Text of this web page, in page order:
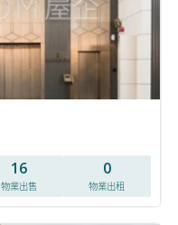
16
物業出售
0
物業出租